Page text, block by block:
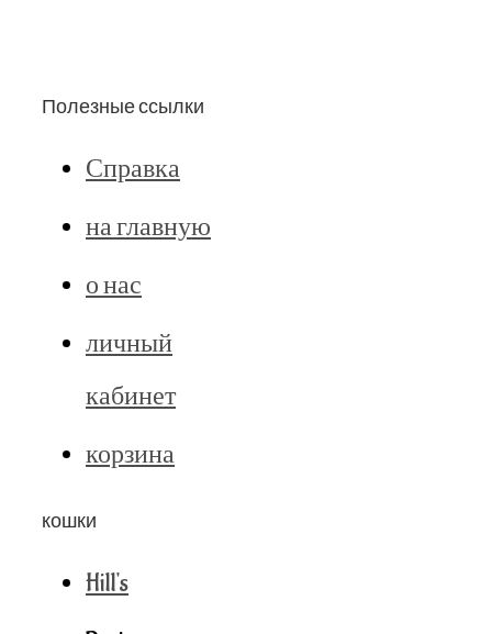
Полезные ссылки
Справка
на главную
о нас
личный
кабинет
корзина
кошки
Hill's